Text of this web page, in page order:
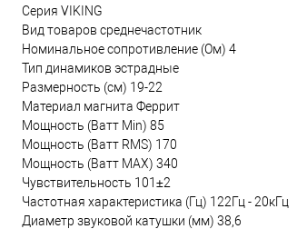
Серия VIKING
Вид товаров среднечастотник
Номинальное сопротивление (Ом) 4
Тип динамиков эстрадные
Размерность (см) 19-22
Материал магнита Феррит
Мощность (Ватт Min) 85
Мощность (Ватт RMS) 170
Мощность (Ватт MAX) 340
Чувствительность 101±2
Частотная характеристика (Гц) 122Гц - 20кГц
Диаметр звуковой катушки (мм) 38,6